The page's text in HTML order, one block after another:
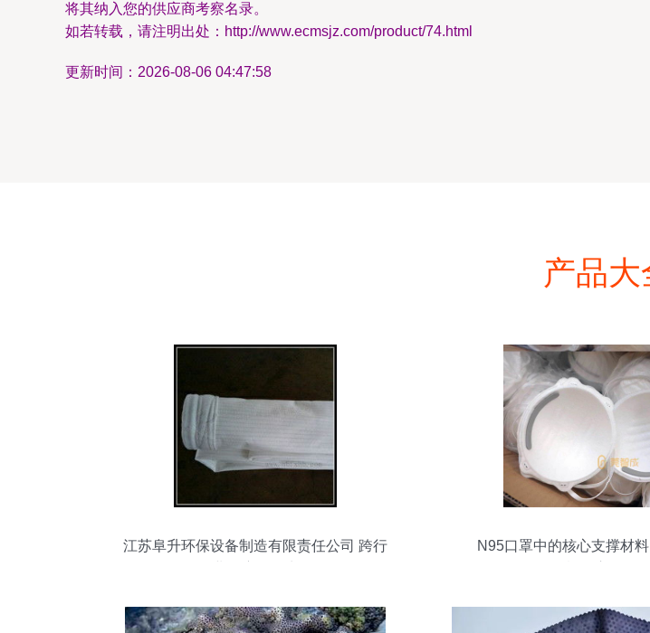
将其纳入您的供应商考察名录。
如若转载，请注明出处：http://www.ecmsjz.com/product/74.html
更新时间：2026-08-06 04:47:58
产品大
江苏阜升环保设备制造有限责任公司 跨行
N95口罩中的核心支撑材